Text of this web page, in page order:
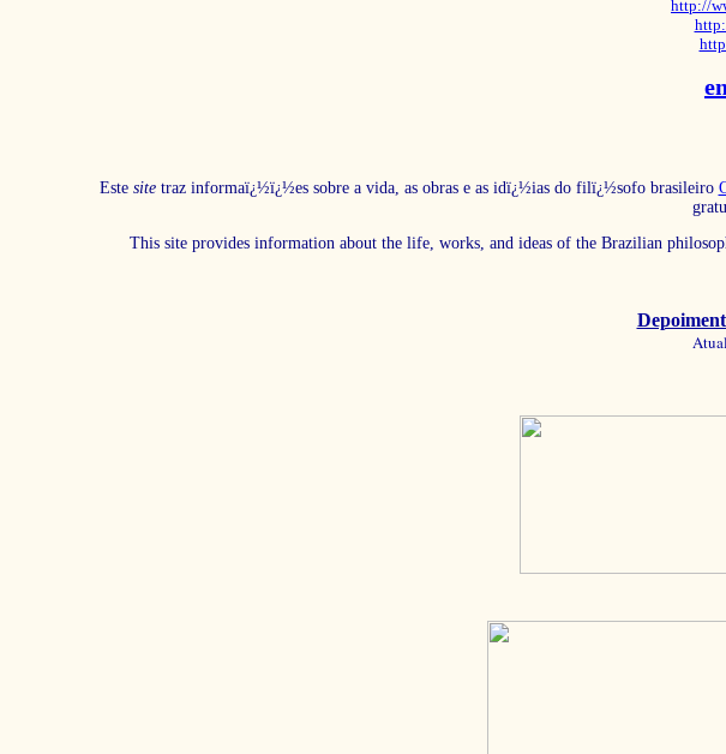
http://
Este sitetraz informaï¿½ï¿½es sobre a vida, as obras e as idï¿½ias do filï¿½sofo brasileiro
This site provides information about the life, works, and ideas of the Brazilian